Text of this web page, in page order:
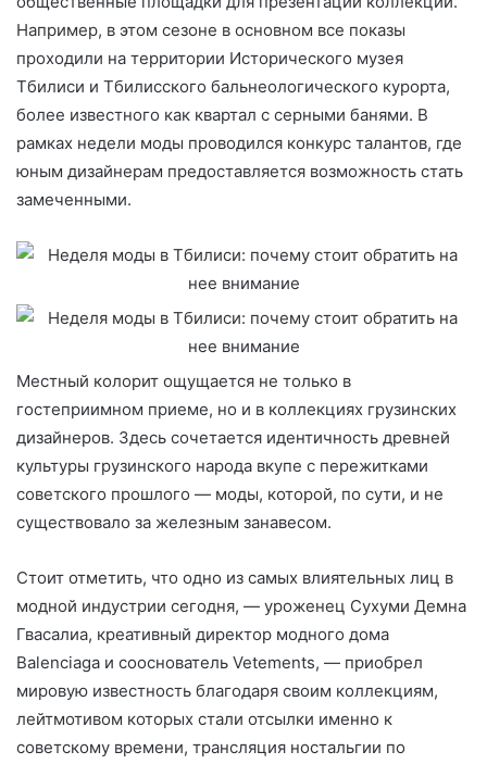
Например, в этом сезоне в основном все показы
проходили на территории Исторического музея
Тбилиси и Тбилисского бальнеологического курорта,
более известного как квартал с серными банями. В
рамках недели моды проводился конкурс талантов, где
юным дизайнерам предоставляется возможность стать
замеченными.
Местный колорит ощущается не только в
гостеприимном приеме, но и в коллекциях грузинских
дизайнеров. Здесь сочетается идентичность древней
культуры грузинского народа вкупе с пережитками
советского прошлого — моды, которой, по сути, и не
существовало за железным занавесом.
Стоит отметить, что одно из самых влиятельных лиц в
модной индустрии сегодня, — уроженец Сухуми Демна
Гвасалиа, креативный директор модного дома
Balenciaga и сооснователь Vetements, — приобрел
мировую известность благодаря своим коллекциям,
лейтмотивом которых стали отсылки именно к
советскому времени, трансляция ностальгии по